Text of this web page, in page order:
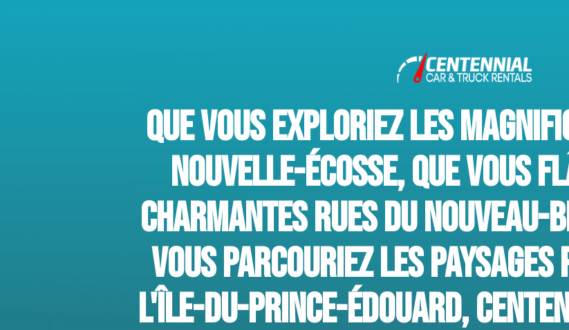
QUE VOUS EXPLORIEZ LES
NOUVELLE-ÉCOSSE, QUE VOUS
CHARMANTES RUES DU NOUVEAU-
VOUS PARCOURIEZ LES PAYSAGES
L'ÎLE-DU-PRINCE-ÉDOUARD,